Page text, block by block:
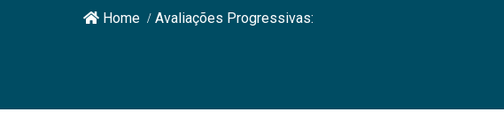
Home Avaliações Progressivas: